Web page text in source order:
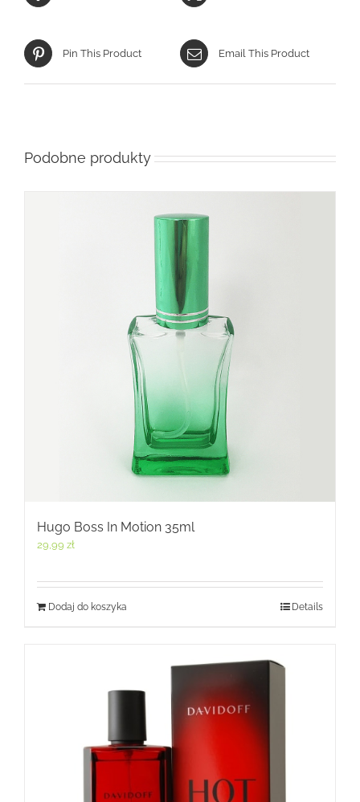
Pin This Product Email This Product
Podobne produkty
Hugo Boss In Motion 35ml
29,99 zł
Dodaj do koszyka Details